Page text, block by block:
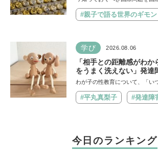
#親子で語る世界のギモン
学び 2026.08.06
「相手との距離感がわ
をうまく洗えない」発達
「性」に関する困りごと
聞いた】
わが子の性教育について、「い
#平丸真梨子 #発達障
今日のランキング